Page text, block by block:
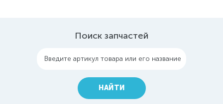
Поиск запчастей
Введите артикул товара или его название
НАЙТИ